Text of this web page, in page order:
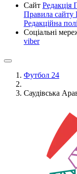
Сайт Редакція
Правила сайту
Редакційна
Соціальні
viber
Футбол 24
Саудівська